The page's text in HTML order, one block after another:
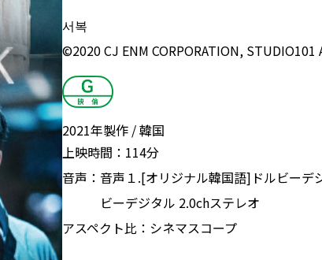
서복
©2020 CJ ENM CORPORATION, STUDIO101
2021年製作 韓国
上映時間： 114分
音声： 音声１.[オリジナル韓国語]ドルビー
ビーデジタル 2.0chステレオ
アスペクト比： シネマスコープ